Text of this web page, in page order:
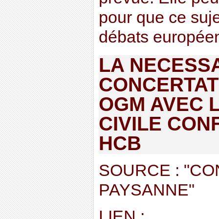
pour que ce
débats
LA
OGM AVEC
CIVILE
HCB
SOURCE :
PAYSANNE"